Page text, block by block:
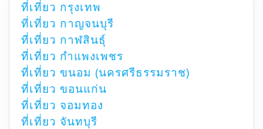
ที่เที่ยว กรุงเทพ
ที่เที่ยว กาญจนบุรี
ที่เที่ยว กาฬสินธุ์
ที่เที่ยว กำแพงเพชร
ที่เที่ยว ขนอม (นครศรีธรรมราช)
ที่เที่ยว ขอนแก่น
ที่เที่ยว จอมทอง
ที่เที่ยว จันทบุรี